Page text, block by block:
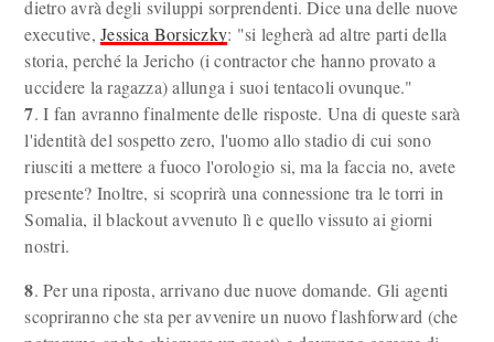
dietro avrà degli sviluppi sorprendenti. Dice una delle nuove
executive,Jessica Borsiczky: "si legherà ad altre parti della
storia, perché la Jericho (i contractor che hanno provato a
uccidere la ragazza) allunga i suoi tentacoli ovunque."
7. I fan avranno finalmente delle risposte. Una di queste sarà
l'identità del sospetto zero, l'uomo allo stadio di cui sono
riusciti a mettere a fuoco l'orologio si, ma la faccia no, avete
presente? Inoltre, si scoprirà una connessione tra le torri in
Somalia, il blackout avvenuto lì e quello vissuto ai giorni
nostri.
8. Per una riposta, arrivano due nuove domande. Gli agenti
scopriranno che sta per avvenire un nuovo flashforward (che